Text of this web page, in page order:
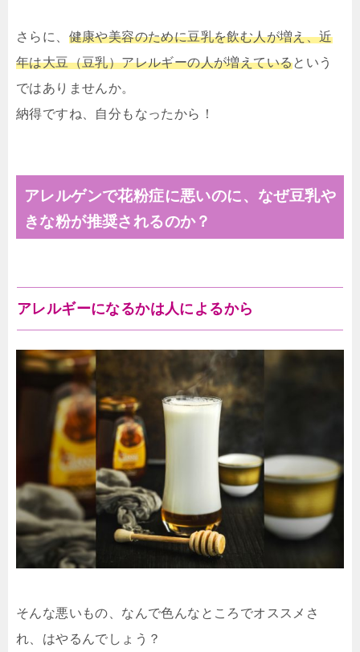
さらに、 健康や美容のために豆乳を飲む人が増え、近
年は大豆（豆乳）アレルギーの人が増えているという
ではありませんか。
納得ですね、自分もなったから！
アレルゲンで花粉症に悪いのに、なぜ豆乳や
きな粉が推奨されるのか？
アレルギーになるかは人によるから
そんな悪いもの、なんで色んなところでオススメさ
れ、はやるんでしょう？